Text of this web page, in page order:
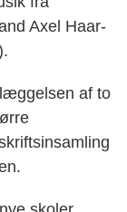
Axel Haar-
af to